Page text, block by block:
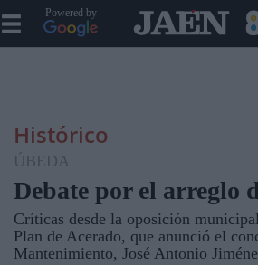
Powered by
Histórico
ÚBEDA
Debate por el arreglo
Críticas desde la oposición
Plan de Acerado, que anunció el
Mantenimiento, José Antonio